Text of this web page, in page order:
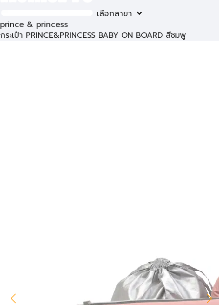
เลือกสาขา
prince & princess
กระเป๋า PRINCE&PRINCESS BABY ON BOARD สีชมพู